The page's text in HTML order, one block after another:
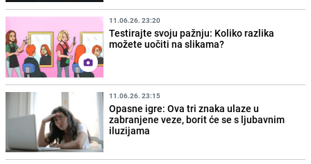
11.06.26. 23:20
Testirajte svoju pažnju: Koliko razlika
možete uočiti na slikama?
11.06.26. 23:15
Opasne igre: Ova tri znaka ulaze u
zabranjene veze, borit će se s ljubavnim
iluzijama